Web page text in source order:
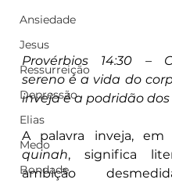
Ansiedade
Jesus
Ressurreição
Depressão
Elias
Medo
Bondade
Provérbios 14:30 –
sereno é a vida do
inveja é a podridão dos
quinah, significa
ambição